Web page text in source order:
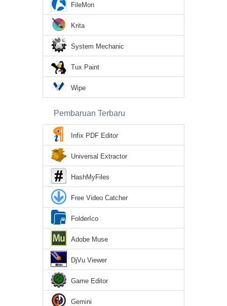
FileMon
Krita
System Mechanic
Tux Paint
Wipe
Pembaruan Terbaru
Infix PDF Editor
Universal Extractor
HashMyFiles
Free Video Catcher
FolderIco
Adobe Muse
DjVu Viewer
Game Editor
Gemini